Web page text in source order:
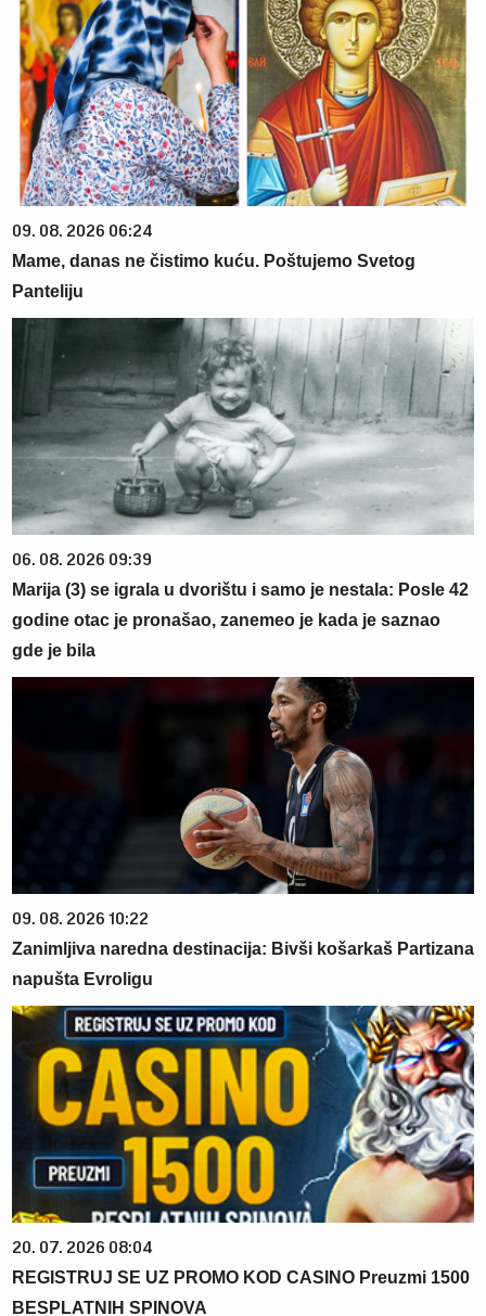
09. 08. 2026 06:24
Mame, danas ne čistimo kuću. Poštujemo Svetog
Panteliju
06. 08. 2026 09:39
Marija (3) se igrala u dvorištu i samo je nestala: Posle 42
godine otac je pronašao, zanemeo je kada je saznao
gde je bila
09. 08. 2026 10:22
Zanimljiva naredna destinacija: Bivši košarkaš Partizana
napušta Evroligu
20. 07. 2026 08:04
REGISTRUJ SE UZ PROMO KOD CASINO Preuzmi 1500
BESPLATNIH SPINOVA